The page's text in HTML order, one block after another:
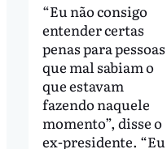
“Eu não consigo
entender certas
penas para pessoas
que mal sabiam o
que estavam
fazendo naquele
momento”, disse o
ex-presidente. “Eu